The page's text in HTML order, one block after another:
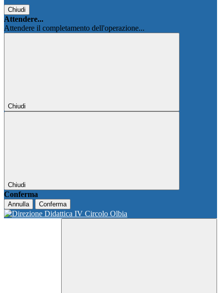
Chiudi
Attendere...
Attendere il completamento dell'operazione...
Chiudi
Chiudi
Conferma
Annulla Conferma